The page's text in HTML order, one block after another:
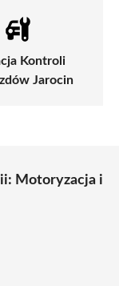
Kontroli
Jarocin
Motoryzacja i